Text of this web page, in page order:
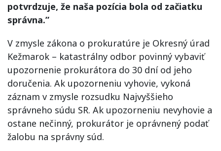
potvrdzuje, že naša pozícia bola od začiatku
správna.”
V zmysle zákona o prokuratúre je Okresný úrad
Kežmarok – katastrálny odbor povinný vybaviť
upozornenie prokurátora do 30 dní od jeho
doručenia. Ak upozorneniu vyhovie, vykoná
záznam v zmysle rozsudku Najvyššieho
správneho súdu SR. Ak upozorneniu nevyhovie a
ostane nečinný, prokurátor je oprávnený podať
žalobu na správny súd.